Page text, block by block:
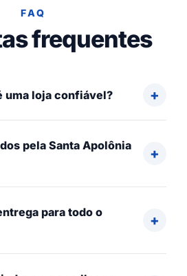
FAQ
frequentes
uma loja confiável?
pela Santa Apolônia
para todo o